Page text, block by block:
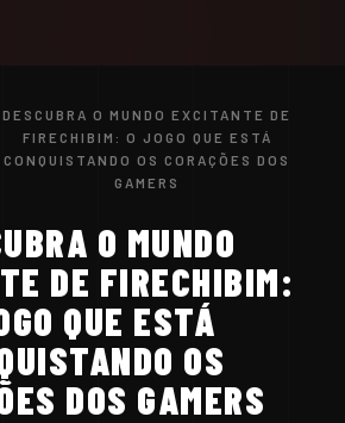
DESCUBRA O MUNDO EXCITANTE DE
FIRECHIBIM: O JOGO QUE ESTÁ
CONQUISTANDO OS CORAÇÕES DOS
GAMERS
O MUNDO
DE FIRECHIBIM:
QUE ESTÁ
OS
DOS GAMERS